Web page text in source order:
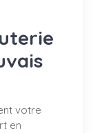
votre
en